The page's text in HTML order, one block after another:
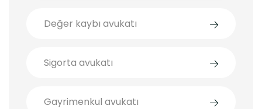
Değer kaybı avukatı
Sigorta avukatı
Gayrimenkul avukatı